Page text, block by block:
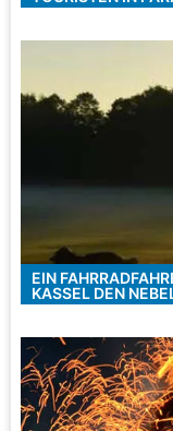
EIN
ASSEL DEN